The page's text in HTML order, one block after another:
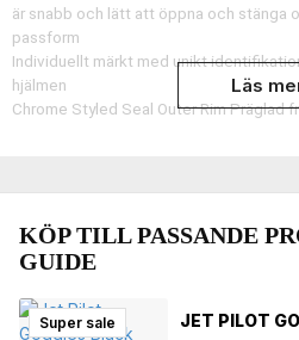
är snabb och lätt att öppna och stänga
passform
Individuellt märkt med unikt
hjälmen
Chrome Styled Seal Outer Rim Präglad
Läs
KÖP TILL PASSANDE
GUIDE
JET PILOT
Super sale